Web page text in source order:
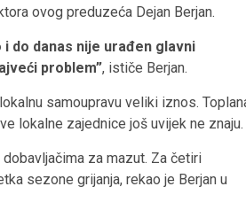
ovog preduzeća Dejan Berjan.
do danas nije urađen glavni
problem”, ističe Berjan.
samoupravu veliki iznos.
lokalne zajednice još uvijek ne znaju.
za mazut. Za četiri
sezone grijanja, rekao je Berjan u